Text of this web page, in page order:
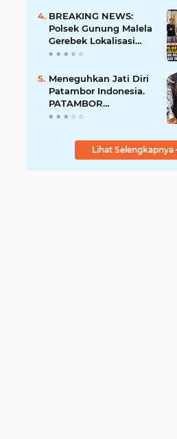
Diserobot PT Jatim
Jaya Perkasa
BREAKING NEWS:
Polsek Gunung Malela
Gerebek Lokalisasi
Bukit Maraja, Dua
Saat Diciduk Bersama
Sabu
Meneguhkan Jati Diri
Patambor Indonesia.
PATAMBOR
INDONESIA Akan
Jakarta.
Lihat Selengkapnya